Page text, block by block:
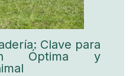
Clave para
Óptima y